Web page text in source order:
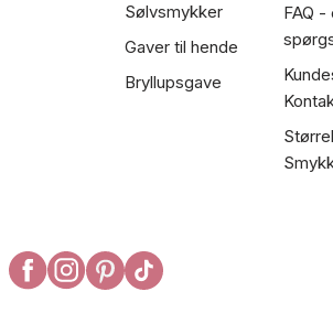
Sølvsmykker
Gaver til hende
Bryllupsgave
FAQ